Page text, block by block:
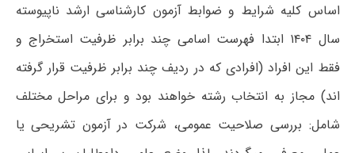
اساس کلیه شرایط و ضوابط آزمون کارشناسی ارشد ناپیوسته
سال ۱۴۰۴ ابتدا فهرست اسامی چند برابر ظرفیت استخراج و
فقط این افراد (افرادی که در ردیف چند برابر ظرفیت قرار گرفته
اند) مجاز به انتخاب رشته خواهند بود و برای مراحل مختلف
شامل: بررسی صلاحیت عمومی، شرکت در آزمون تشریحی یا